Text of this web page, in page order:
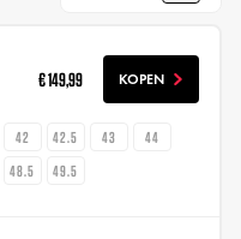
€ 149,99 KOPEN
42 42.5 43
44
48.5 49.5